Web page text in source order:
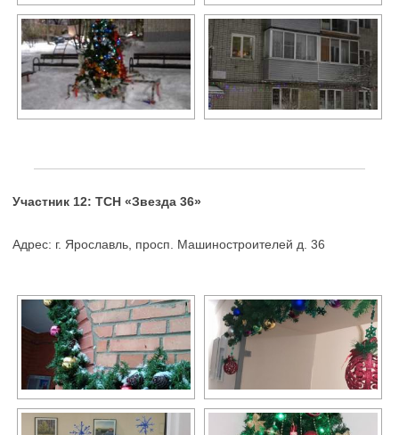
Участник 12: ТСН «Звезда 36»
Адрес: г. Ярославль, просп. Машиностроителей д. 36